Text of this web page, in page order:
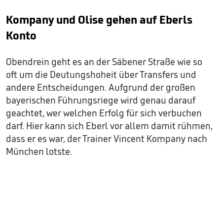
Kompany und Olise gehen auf Eberls
Konto
Obendrein geht es an der Säbener Straße wie so
oft um die Deutungshoheit über Transfers und
andere Entscheidungen. Aufgrund der großen
bayerischen Führungsriege wird genau darauf
geachtet, wer welchen Erfolg für sich verbuchen
darf. Hier kann sich Eberl vor allem damit rühmen,
dass er es war, der Trainer Vincent Kompany nach
München lotste.